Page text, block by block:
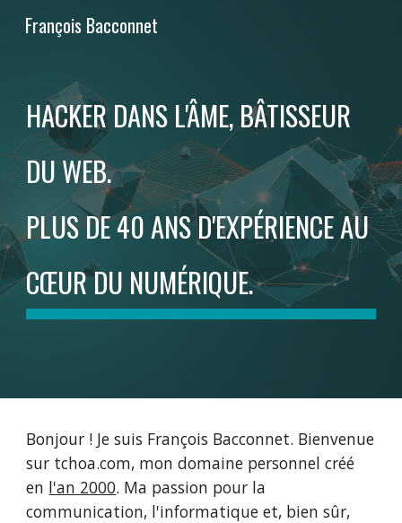
Skip to main content
François Bacconnet
HACKER DANS L'ÂME, BÂTISSEUR
DU WEB.
PLUS DE 40 ANS D'EXPÉRIENCE AU
CŒUR DU NUMÉRIQUE.
Bonjour ! Je suis François Bacconnet. Bienvenue
sur tchoa.com, mon domaine personnel créé
en l'an 2000. Ma passion pour la
communication, l'informatique et, bien sûr,